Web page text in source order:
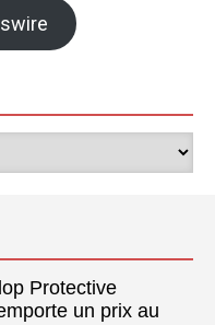
Protective
un prix au